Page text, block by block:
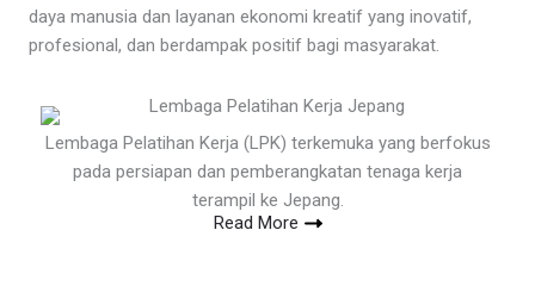
daya manusia dan layanan ekonomi kreatif yang inovatif,
profesional, dan berdampak positif bagi masyarakat.
Lembaga Pelatihan Kerja (LPK) terkemuka yang berfokus
pada persiapan dan pemberangkatan tenaga kerja
terampil ke Jepang.
Read More